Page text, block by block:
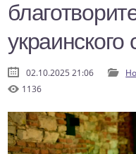
украинского
02.10.2025 21:06
1136